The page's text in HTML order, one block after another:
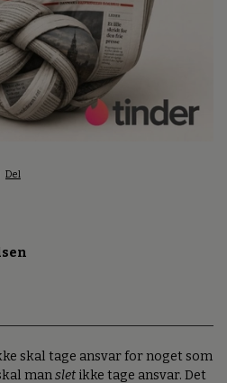
Del
skal tage ansvar for noget som
manslet ikke tage ansvar. Det